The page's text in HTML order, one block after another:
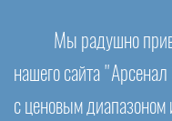
Мы радушно
нашего сайта
с ценовым диапазоном